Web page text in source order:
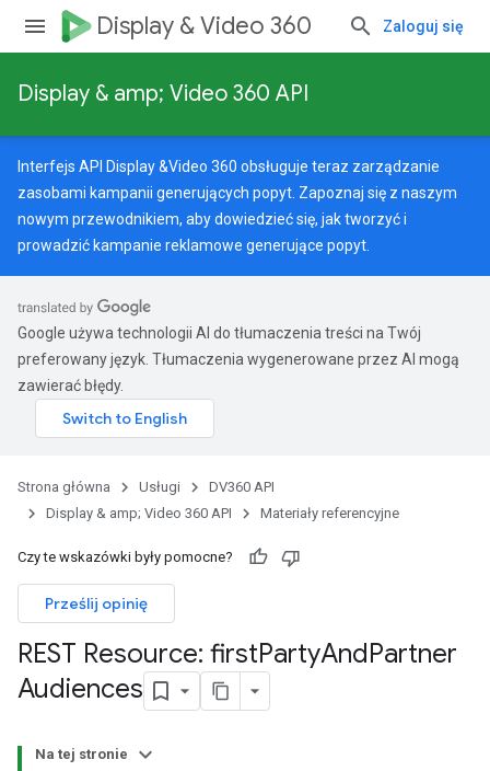
Display & Video 360 Zaloguj się
Display & amp; Video 360 API
Interfejs API Display &Video 360 obsługuje teraz zarządzanie
zasobami kampanii generujących popyt. Zapoznaj się z naszym
nowym przewodnikiem, aby dowiedzieć się, jak tworzyć i
prowadzić kampanie reklamowe generujące popyt.
Google używa technologii AI do tłumaczenia treści na Twój
preferowany język. Tłumaczenia wygenerowane przez AI mogą
zawierać błędy.
Strona główna Usługi
DV360 API
Display & amp; Video 360 API
Materiały referencyjne
Czy te wskazówki były pomocne?
Prześlij opinię
REST Resource: firstPartyAndPartner
Audiences
Na tej stronie